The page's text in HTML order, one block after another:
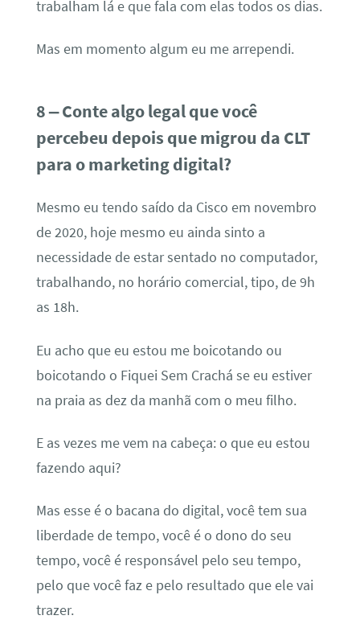
trabalham lá e que fala com elas todos os dias.
Mas em momento algum eu me arrependi.
8 – Conte algo legal que você
percebeu depois que migrou da CLT
para o marketing digital?
Mesmo eu tendo saído da Cisco em novembro
de 2020, hoje mesmo eu ainda sinto a
necessidade de estar sentado no computador,
trabalhando, no horário comercial, tipo, de 9h
as 18h.
Eu acho que eu estou me boicotando ou
boicotando o Fiquei Sem Crachá se eu estiver
na praia as dez da manhã com o meu filho.
E as vezes me vem na cabeça: o que eu estou
fazendo aqui?
Mas esse é o bacana do digital, você tem sua
liberdade de tempo, você é o dono do seu
tempo, você é responsável pelo seu tempo,
pelo que você faz e pelo resultado que ele vai
trazer.